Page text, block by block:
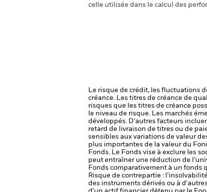
celle utilisée dans le calcul des
Le risque de crédit, les fluctuations
créance. Les titres de créance de
risques que les titres de créance
le niveau de risque. Les marchés
développés. D'autres facteurs
retard de livraison de titres ou de
sensibles aux variations de valeur
plus importantes de la valeur du
Fonds. Le Fonds vise à exclure les
peut entraîner une réduction de
Fonds comparativement à un fonds
Risque de contrepartie :
des instruments dérivés ou à